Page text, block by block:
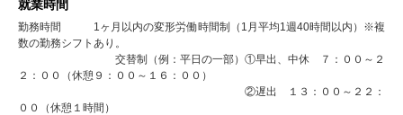
就業時間
勤務時間 1ヶ月以内の変形労働時間制（1月平均1週40時間以内）※複
数の勤務シフトあり。
交替制（例：平日の一部）①早出、中休 ７：００～２
２：００（休憩９：００～１６：００）
②遅出 １３：００～２２：
００（休憩１時間）